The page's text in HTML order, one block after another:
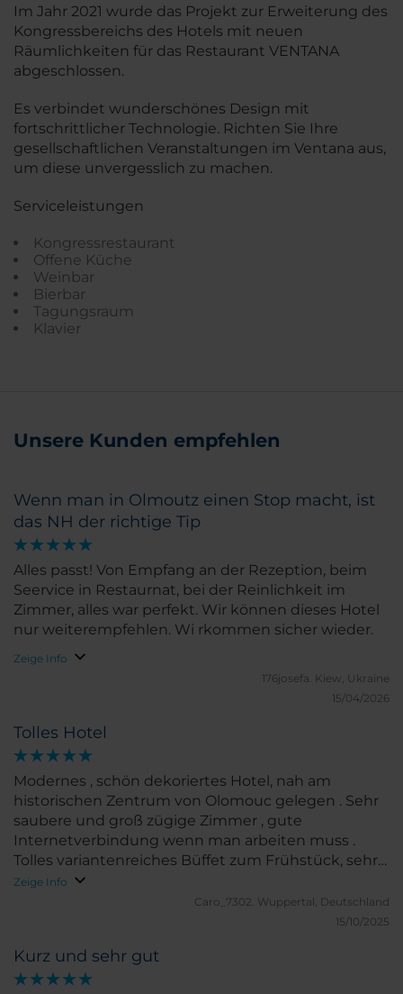
Im Jahr 2021 wurde das Projekt zur Erweiterung des
Kongressbereichs des Hotels mit neuen
Räumlichkeiten für das Restaurant VENTANA
abgeschlossen.
Es verbindet wunderschönes Design mit
fortschrittlicher Technologie. Richten Sie Ihre
gesellschaftlichen Veranstaltungen im Ventana aus,
um diese unvergesslich zu machen.
Serviceleistungen
Kongressrestaurant
Offene Küche
Weinbar
Bierbar
Tagungsraum
Klavier
Unsere Kunden empfehlen
Wenn man in Olmoutz einen Stop macht, ist
das NH der richtige Tip
Alles passt! Von Empfang an der Rezeption, beim
Seervice in Restaurnat, bei der Reinlichkeit im
Zimmer, alles war perfekt. Wir können dieses Hotel
nur weiterempfehlen. Wi rkommen sicher wieder.
Zeige Info
176josefa. Kiew, Ukraine
15/04/2026
Tolles Hotel
Modernes , schön dekoriertes Hotel, nah am
historischen Zentrum von Olomouc gelegen . Sehr
saubere und groß zügige Zimmer , gute
Internetverbindung wenn man arbeiten muss .
Tolles variantenreiches Büffet zum Frühstück, sehr
freundliches Hotelpersonal . Jederzeit gerne wieder
Zeige Info
Caro_7302. Wuppertal, Deutschland
15/10/2025
Kurz und sehr gut